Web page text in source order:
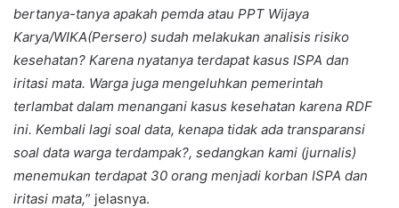
bertanya-tanya apakah pemda atau PPT Wijaya
Karya/WIKA(Persero) sudah melakukan analisis risiko
kesehatan? Karena nyatanya terdapat kasus ISPA dan
iritasi mata. Warga juga mengeluhkan pemerintah
terlambat dalam menangani kasus kesehatan karena RDF
ini. Kembali lagi soal data, kenapa tidak ada transparansi
soal data warga terdampak?, sedangkan kami (jurnalis)
menemukan terdapat 30 orang menjadi korban ISPA dan
iritasi mata,” jelasnya.